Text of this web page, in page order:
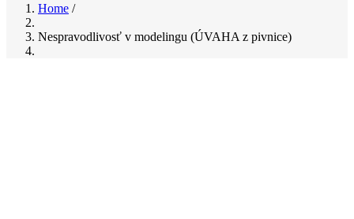
Breadcrumb
Home /
Nespravodlivosť v modelingu (ÚVAHA z pivnice)